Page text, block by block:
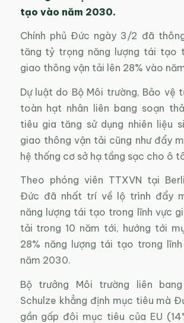
tạo vào năm 2030.
Chính phủ Đức ngày 3/2 đã
tăng tỷ trọng năng lượng tái tạo
giao thông vận tải lên 28% vào
Dự luật do Bộ Môi trường, Bảo vệ
toàn hạt nhân liên bang soạn
tiêu gia tăng sử dụng nhiên liệu
giao thông vận tải cũng như đẩy
hệ thống cơ sở hạ tầng sạc cho ô
Theo phóng viên TTXVN tại
Đức đã nhất trí về lộ trình đẩy
năng lượng tái tạo trong lĩnh vực
tải trong 10 năm tới, hướng tới
28% năng lượng tái tạo trong
năm 2030.
Bộ trưởng Môi trường liên
Schulze khẳng định mục tiêu mà
gần gấp đôi mục tiêu của EU